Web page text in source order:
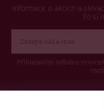
Informace o akcích a
To si
Přihlášením odběru